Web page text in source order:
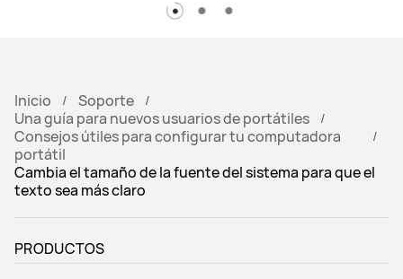
Inicio
Soporte
Una guía para nuevos usuarios de portátiles
Consejos útiles para configurar tu computadora
portátil
Cambia el tamaño de la fuente del sistema para que el
texto sea más claro
PRODUCTOS